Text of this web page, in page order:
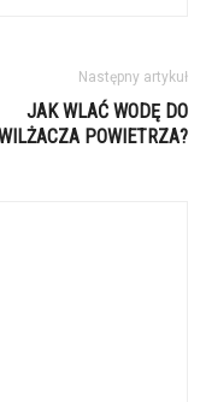
Następny artykuł
JAK WLAĆ WODĘ DO
POWIETRZA?